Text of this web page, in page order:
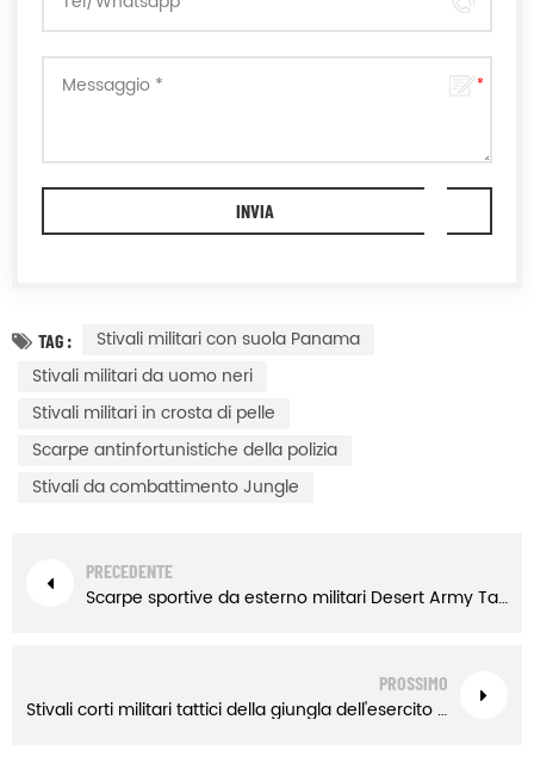
TAG :
Stivali militari con suola Panama
Stivali militari da uomo neri
Stivali militari in crosta di pelle
Scarpe antinfortunistiche della polizia
Stivali da combattimento Jungle
PRECEDENTE
Scarpe sportive da esterno militari Desert Army Tactical Jungle Short Boots
PROSSIMO
Stivali corti militari tattici della giungla dell'esercito del deserto invernale